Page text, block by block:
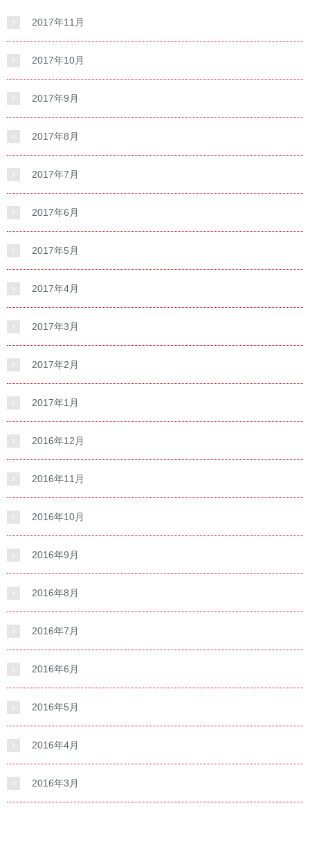
2017年11月
2017年10月
2017年9月
2017年8月
2017年7月
2017年6月
2017年5月
2017年4月
2017年3月
2017年2月
2017年1月
2016年12月
2016年11月
2016年10月
2016年9月
2016年8月
2016年7月
2016年6月
2016年5月
2016年4月
2016年3月